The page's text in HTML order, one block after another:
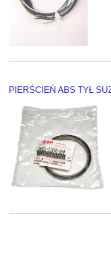
PIERŚCIEŃ ABS TYŁ